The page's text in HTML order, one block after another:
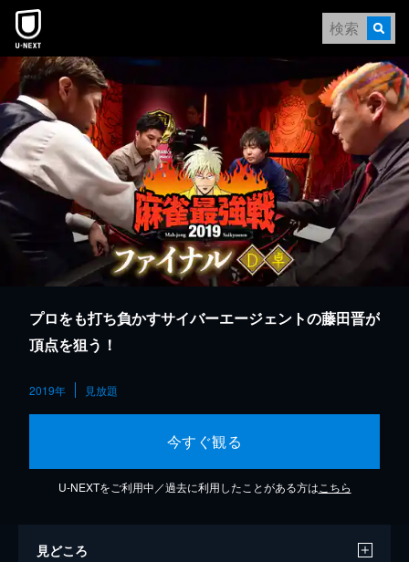
本文へスキップ
プロをも打ち負かすサイバーエージェントの藤田晋が
頂点を狙う！
2019年 見放題
今すぐ観る
U-NEXTをご利用中／過去に利用したことがある方は こちら
見どころ